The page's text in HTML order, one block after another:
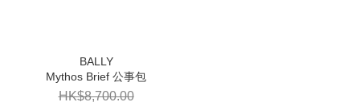
Mythos Brief 公事包
HK$8,700.00